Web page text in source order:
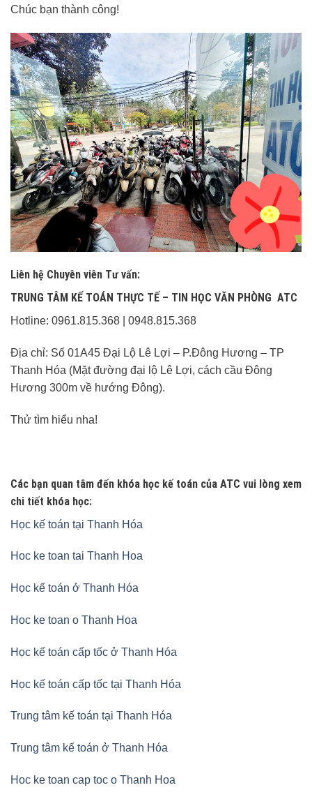
Chúc bạn thành công!
Liên hệ Chuyên viên Tư vấn:
TRUNG TÂM KẾ TOÁN THỰC TẾ – TIN HỌC VĂN PHÒNG ATC
Hotline: 0961.815.368 | 0948.815.368
Địa chỉ: Số 01A45 Đại Lộ Lê Lợi – P.Đông Hương – TP
Thanh Hóa (Mặt đường đại lộ Lê Lợi, cách cầu Đông
Hương 300m về hướng Đông).
Thử tìm hiểu nha!
Các bạn quan tâm đến khóa học kế toán của ATC vui lòng xem
chi tiết khóa học:
Học kế toán tại Thanh Hóa
Hoc ke toan tai Thanh Hoa
Học kế toán ở Thanh Hóa
Hoc ke toan o Thanh Hoa
Học kế toán cấp tốc ở Thanh Hóa
Học kế toán cấp tốc tại Thanh Hóa
Trung tâm kế toán tại Thanh Hóa
Trung tâm kế toán ở Thanh Hóa
Hoc ke toan cap toc o Thanh Hoa